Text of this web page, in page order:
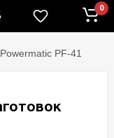
0
Powermatic PF-41